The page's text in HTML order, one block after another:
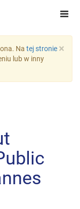
×
Na tej stronie
lub w inny